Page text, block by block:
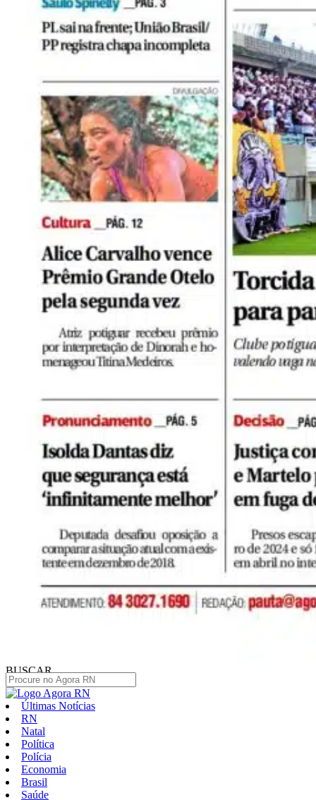
BUSCAR
Últimas Notícias
RN
Natal
Política
Polícia
Economia
Brasil
Saúde